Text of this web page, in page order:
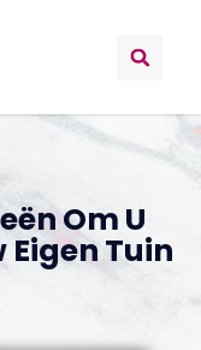
Om U
Eigen Tuin